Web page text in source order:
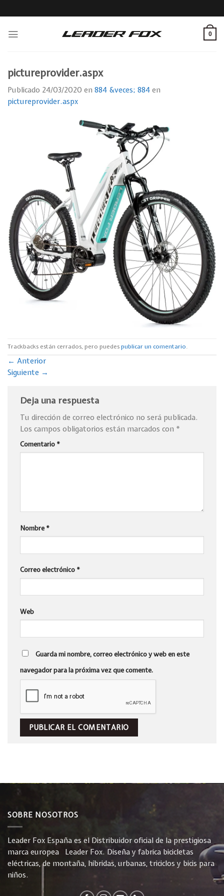
to
0
pictureprovider.aspx
Publicado 24/03/2020 en 884 &veces; 884 en
pictureprovider.aspx
Trackbacks están cerrados, pero puedespublicar un comentario.
← Anterior
Siguiente →
Deja una respuesta
Tu dirección de correo electrónico no será publicada.
Los campos obligatorios están marcados con *
Comentario *
Nombre *
Correo electrónico *
Web
Guarda mi nombre, correo electrónico y web en este
navegador para la próxima vez que comente.
SOBRE NOSOTROS
Leader Fox España es el Distribuidor oficial de la prestigiosa
marca europea Leader Fox. Diseña y fabrica bicicletas
eléctricas, de montaña, híbridas, urbanas, triciclos y bicis para
niños.